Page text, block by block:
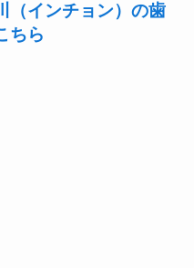
（インチョン）の歯
ちら